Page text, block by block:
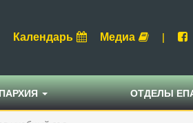
Календарь Медиа |
ОТДЕЛЫ